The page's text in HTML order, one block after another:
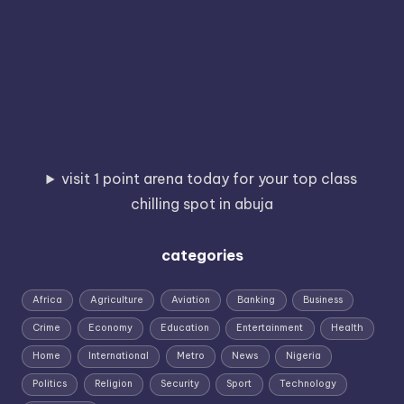
visit 1 point arena today for your top class
chilling spot in abuja
categories
Africa Agriculture Aviation Banking Business
Crime Economy Education Entertainment Health
Home International Metro News Nigeria
Politics Religion Security Sport Technology